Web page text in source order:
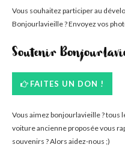
Vous souhaitez participer au
Bonjourlavieille ? Envoyez vos
Soutenir
FAITES UN DON !
Vous aimez bonjourlavieille ? tous
voiture ancienne proposée vous
souvenirs ? Alors aidez-nous ;)